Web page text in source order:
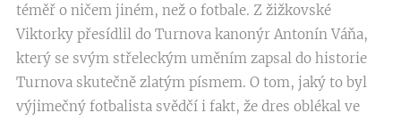
téměř o ničem jiném, než o fotbale. Z žižkovské
Viktorky přesídlil do Turnova kanonýr Antonín Váňa,
který se svým střeleckým uměním zapsal do historie
Turnova skutečně zlatým písmem. O tom, jaký to byl
výjimečný fotbalista svědčí i fakt, že dres oblékal ve